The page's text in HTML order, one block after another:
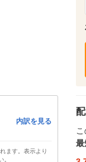
内訳を見る
ます。表示より
。
最